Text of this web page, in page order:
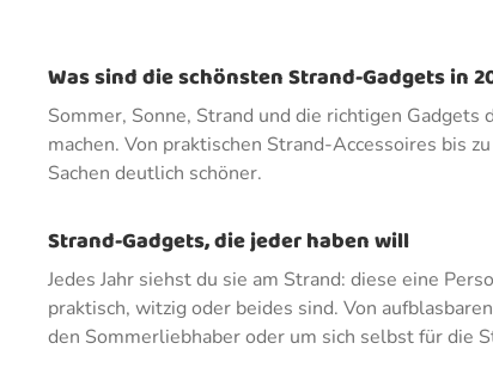
Was sind die schönsten Strand-Gadgets in
Sommer, Sonne, Strand und die richtigen
machen. Von praktischen Strand-Accessoires bis
Sachen deutlich schöner.
Strand-Gadgets, die jeder haben will
Jedes Jahr siehst du sie am Strand: diese eine
praktisch, witzig oder beides sind. Von
den Sommerliebhaber oder um sich selbst für die